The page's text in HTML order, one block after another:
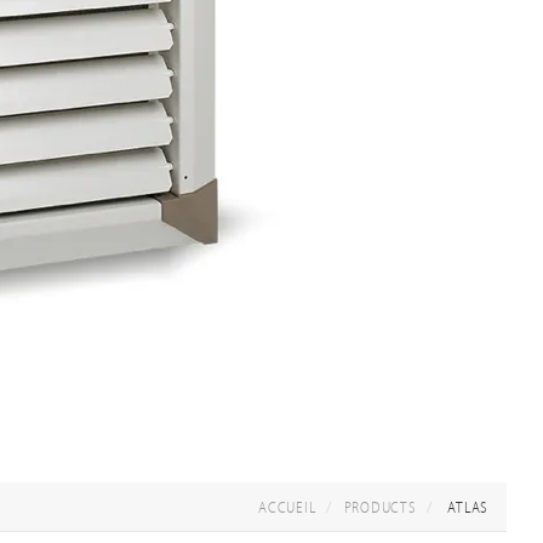
ACCUEIL PRODUCTS ATLAS